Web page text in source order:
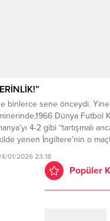
binlerce sene önceydi. Yine
Dünya Futbol
4-2 gibi “tartışmalı
yenen İngiltere’nin o
Hurst ile tanışma ve sohbet
İngiliz Milli Takımı
sürecini devam
01/2026 23:18
Popüler